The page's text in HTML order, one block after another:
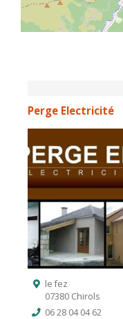
Perge Electricité
le fez
07380 Chirols
06 28 04 04 62